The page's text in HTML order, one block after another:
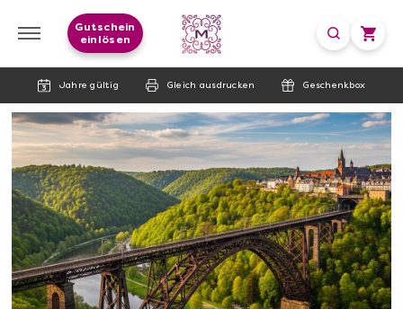
Jahre gültig Gleich ausdrucken Geschenkbox
Gutschein
einlösen